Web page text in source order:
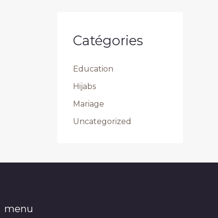
Catégories
Education
Hijabs
Mariage
Uncategorized
menu